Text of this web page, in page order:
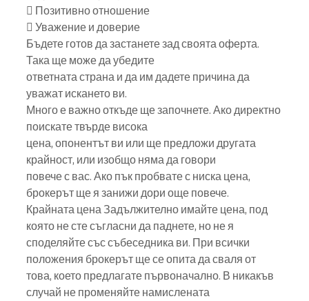
 Позитивно отношение
 Уважение и доверие
Бъдете готов да застанете зад своята оферта.
Така ще може да убедите
ответната страна и да им дадете причина да
уважат искането ви.
Много е важно откъде ще започнете. Ако директно
поискате твърде висока
цена, опонентът ви или ще предложи другата
крайност, или изобщо няма да говори
повече с вас. Ако пък пробвате с ниска цена,
брокерът ще я занижи дори още повече.
Крайната цена Задължително имайте цена, под
която не сте съгласни да паднете, но не я
споделяйте със събеседника ви. При всички
положения брокерът ще се опита да сваля от
това, което предлагате първоначално. В никакъв
случай не променяйте намислената